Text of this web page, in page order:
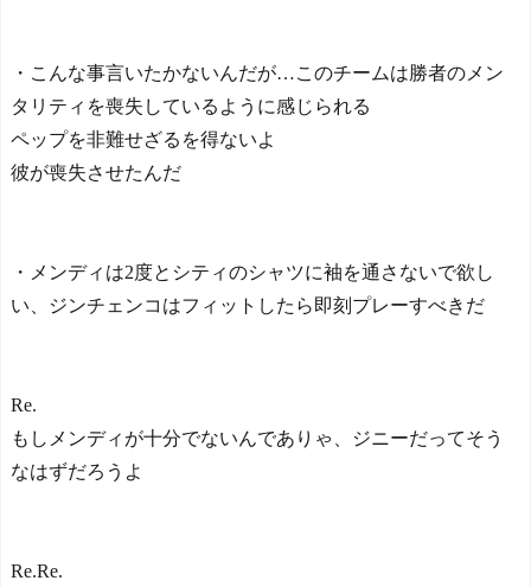
・こんな事言いたかないんだが…このチームは勝者のメン
タリティを喪失しているように感じられる
ペップを非難せざるを得ないよ
彼が喪失させたんだ
・メンディは2度とシティのシャツに袖を通さないで欲し
い、ジンチェンコはフィットしたら即刻プレーすべきだ
Re.
もしメンディが十分でないんでありゃ、ジニーだってそう
なはずだろうよ
Re.Re.